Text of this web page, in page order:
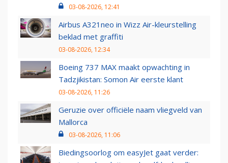
03-08-2026, 12:41
Airbus A321neo in Wizz Air-kleurstelling
beklad met graffiti
03-08-2026, 12:34
Boeing 737 MAX maakt opwachting in
Tadzjikistan: Somon Air eerste klant
03-08-2026, 11:26
Geruzie over officiële naam vliegveld van
Mallorca
03-08-2026, 11:06
Biedingsoorlog om easyJet gaat verder: